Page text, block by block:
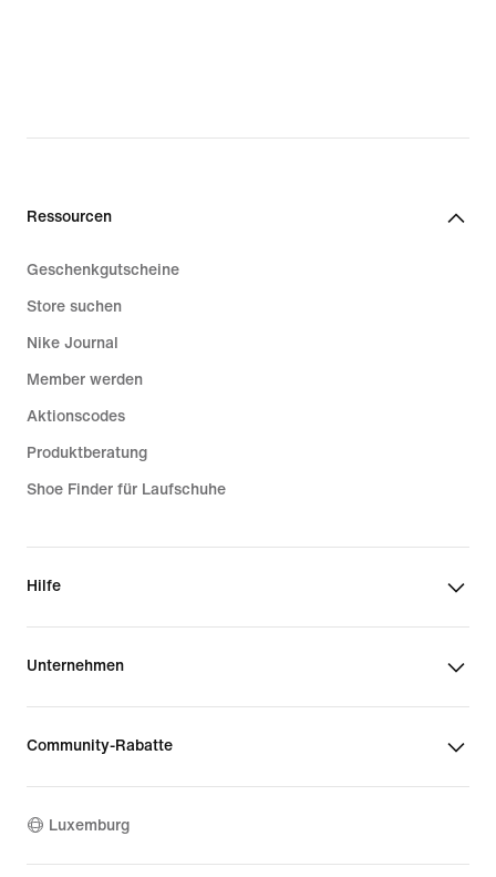
Ressourcen
Geschenkgutscheine
Store suchen
Nike Journal
Member werden
Aktionscodes
Produktberatung
Shoe Finder für Laufschuhe
Hilfe
Unternehmen
Community-Rabatte
Luxemburg